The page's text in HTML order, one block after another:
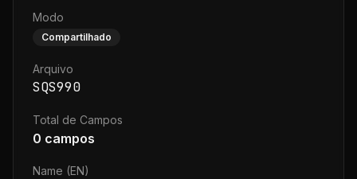
Modo
Compartilhado
Arquivo
SQS990
Total de Campos
0 campos
Name (EN)